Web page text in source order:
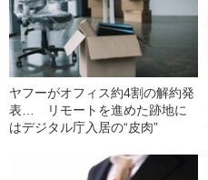
ヤフーがオフィス約4割の解約発
表… リモートを進めた跡地に
はデジタル庁入居の“皮肉”